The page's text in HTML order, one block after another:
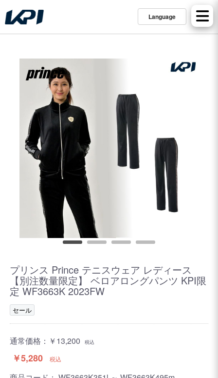
Language
プリンス Prince テニスウェア レディース
【別注数量限定】 ベロアロングパンツ KPI限
定 WF3663K 2023FW
セール
通常価格： ￥13,200 税込
￥5,280 税込